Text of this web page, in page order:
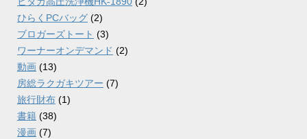
ひらくPCバッグ (2)
ブロガーズトート (3)
ワーナーオンデマンド (2)
動画 (13)
房総ラクガキツアー (7)
旅行財布 (1)
書籍 (38)
漫画 (7)